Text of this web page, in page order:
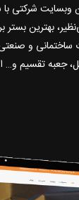
شرکتی با
بهترین بستر
و
جعبه تقسیم